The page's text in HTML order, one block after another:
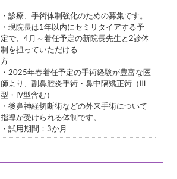
・診療、手術体制強化のための募集です。
・現院長は1年以内にセミリタイアする予
定で、4月～着任予定の新院長先生と2診体
制を担っていただける
方
・2025年春着任予定の手術経験が豊富な医
師より、副鼻腔炎手術・鼻中隔矯正術（Ⅲ
型・Ⅳ型含む）
・後鼻神経切断術などの外来手術について
指導が受けられる体制です。
・試用期間：3か月